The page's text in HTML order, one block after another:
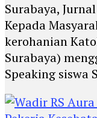
Surabaya,
Kepada
kerohanian
Surabaya)
Speaking siswa